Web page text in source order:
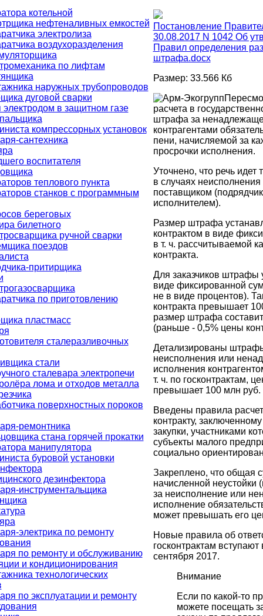
котельной
нефтеналивных емкостей
электролиза
воздухоразделения
по лифтам
наружных трубопроводов
дуговой сварки
в защитном газе
компрессорных установок
сантехника
воспитателя
теплового пункта
станков с программным
береговых
билетного
ручной сварки
поездов
притирщика
по приготовлению
пластмасс
сталеразливочных
стали
сталевара электропечи
лома и отходов металла
поверхностных пороков
ремонтника
стана горячей прокатки
манипулятора
буровой установки
дезинфектора
инструментальщика
электрика по ремонту
по ремонту и обслуживанию
и кондиционирования
технологических
по эксплуатации и ремонту
Постановление
30.08.2017 N 1042 Об
Правил определения
штрафа.docx
Размер: 33.566 Кб
расчета в
штрафа за
контрагентами
пени, начисляемой за
просрочки исполнения.
Уточнено, что речь
в случаях неисполнения
поставщиком
исполнителем).
Размер штрафа
контрактом в виде
в т. ч. рассчитываемой
контракта.
Для заказчиков штрафы
виде фиксированной
не в виде процентов).
контракта превышает
размер штрафа
(раньше - 0,5% цены
Детализированы
неисполнения или
исполнения
т. ч. по госконтрактам,
превышает 100 млн руб.
Введены правила
контракту,
закупки, участниками
субъекты малого
социально
Закреплено, что общая
начисленной
за неисполнение или
исполнение
может превышать его
Новые правила об
госконтрактам вступают
сентября 2017.
Внимание
Если по какой-то
можете посещать